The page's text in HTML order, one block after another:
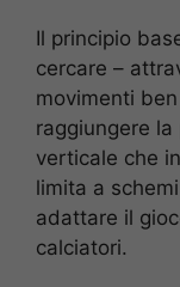
Il principio
cercare –
movimenti
raggiungere
verticale che
limita a
adattare il
calciatori.